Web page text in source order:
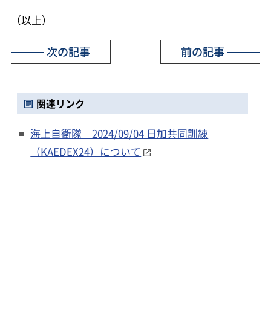
（以上）
前の記事
次の記事
関連リンク
海上自衛隊｜2024/09/04 日加共同訓練
（KAEDEX24）について